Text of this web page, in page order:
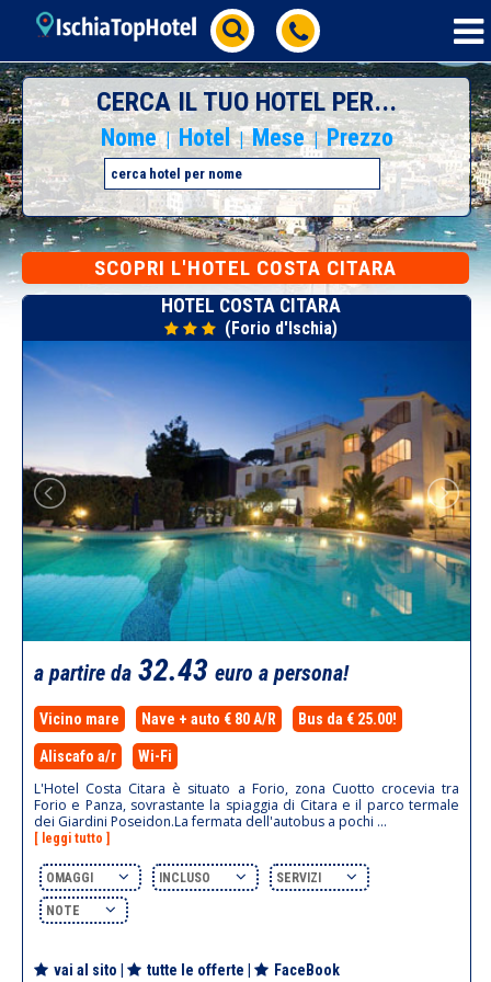
CERCA IL TUO HOTEL PER...
Nome | Hotel | Mese | Prezzo
SCOPRI L'HOTEL COSTA CITARA
HOTEL COSTA CITARA
(Forio d'Ischia)
a partire da 32.43 euro a persona!
Vicino mare Nave + auto € 80 A/R Bus da € 25.00!
Aliscafo a/r Wi-Fi
L'Hotel Costa Citara è situato a Forio, zona Cuotto crocevia tra
Forio e Panza, sovrastante la spiaggia di Citara e il parco termale
dei Giardini Poseidon.La fermata dell'autobus a pochi ...
[ leggi tutto ]
OMAGGI INCLUSO SERVIZI
NOTE
vai al sito tutte le offerte FaceBook